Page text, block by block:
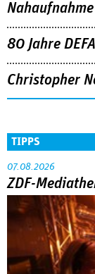
80 Jahre DEFA
Christopher
TIPPS
07.08.2026
ZDF-